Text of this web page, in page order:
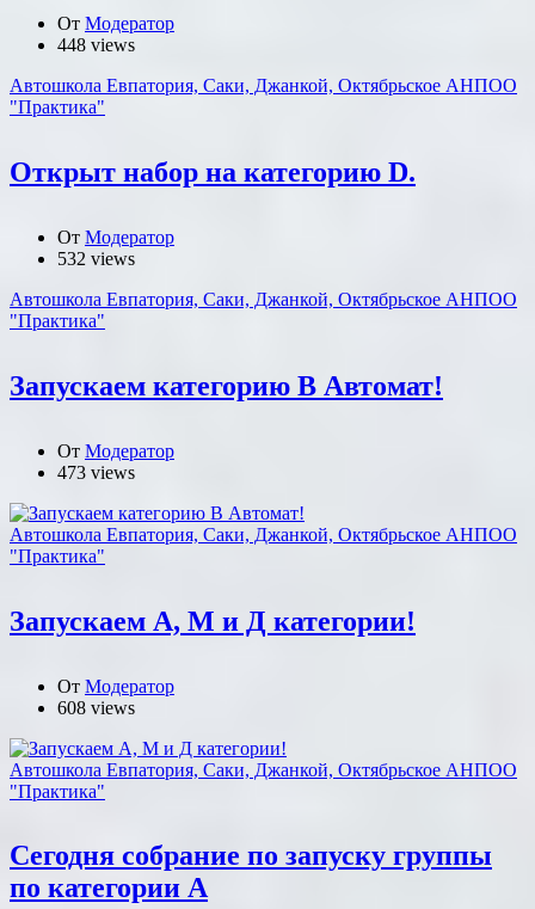
От Модератор
448 views
Автошкола Евпатория, Саки, Джанкой, Октябрьское АНПОО
"Практика"
Открыт набор на категорию D.
От Модератор
532 views
Автошкола Евпатория, Саки, Джанкой, Октябрьское АНПОО
"Практика"
Запускаем категорию В Автомат!
От Модератор
473 views
Автошкола Евпатория, Саки, Джанкой, Октябрьское АНПОО
"Практика"
Запускаем А, М и Д категории!
От Модератор
608 views
Автошкола Евпатория, Саки, Джанкой, Октябрьское АНПОО
"Практика"
Сегодня собрание по запуску группы
по категории А